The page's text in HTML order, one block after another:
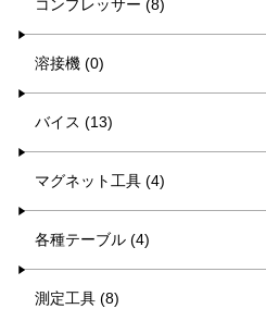
コンプレッサー (8)
溶接機 (0)
バイス (13)
マグネット工具 (4)
各種テーブル (4)
測定工具 (8)